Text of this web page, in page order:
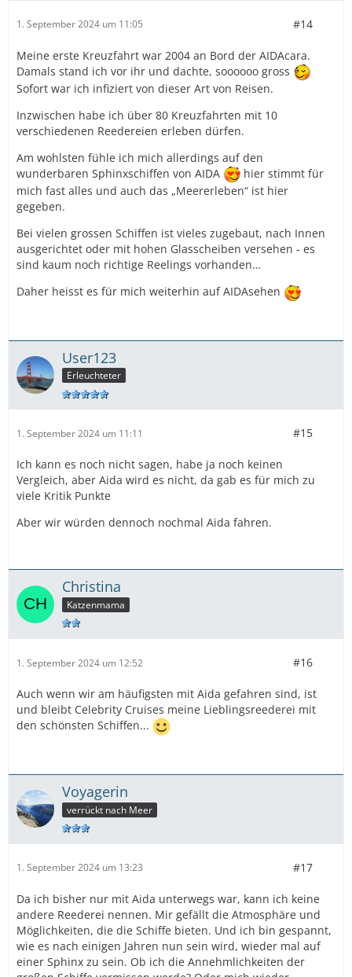
1. September 2024 um 11:05 #14
Meine erste Kreuzfahrt war 2004 an Bord der AIDAcara.
Damals stand ich vor ihr und dachte, soooooo gross
Sofort war ich infiziert von dieser Art von Reisen.
Inzwischen habe ich über 80 Kreuzfahrten mit 10
verschiedenen Reedereien erleben dürfen.
Am wohlsten fühle ich mich allerdings auf den
wunderbaren Sphinxschiffen von AIDA
hier stimmt für
mich fast alles und auch das „Meererleben“ ist hier
gegeben.
Bei vielen grossen Schiffen ist vieles zugebaut, nach Innen
ausgerichtet oder mit hohen Glasscheiben versehen - es
sind kaum noch richtige Reelings vorhanden…
Daher heisst es für mich weiterhin auf AIDAsehen
User123
Erleuchteter
1. September 2024 um 11:11 #15
Ich kann es noch nicht sagen, habe ja noch keinen
Vergleich, aber Aida wird es nicht, da gab es für mich zu
viele Kritik Punkte
Aber wir würden dennoch nochmal Aida fahren.
Christina
Katzenmama
1. September 2024 um 12:52 #16
Auch wenn wir am häufigsten mit Aida gefahren sind, ist
und bleibt Celebrity Cruises meine Lieblingsreederei mit
den schönsten Schiffen...
Voyagerin
verrückt nach Meer
1. September 2024 um 13:23 #17
Da ich bisher nur mit Aida unterwegs war, kann ich keine
andere Reederei nennen. Mir gefällt die Atmosphäre und
Möglichkeiten, die die Schiffe bieten. Und ich bin gespannt,
wie es nach einigen Jahren nun sein wird, wieder mal auf
einer Sphinx zu sein. Ob ich die Annehmlichkeiten der